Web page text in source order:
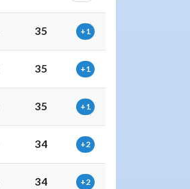
35 +1
35 +1
35 +1
34 +2
34 +2